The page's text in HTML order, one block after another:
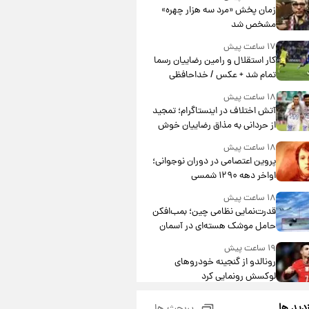
مشارکت چند درصد است؟
زمان پخش «مرد سه هزار چهره»
مشخص شد
۱۷ ساعت پیش
کار استقلال و رامین رضاییان رسما
تمام شد + عکس / خداحافظی
صمیمانه آبی ها با رامین!
۱۸ ساعت پیش
آتش اختلاف در اینستاگرام؛ تمجید
از حردانی به مذاق رضاییان خوش
نیامد+عکس
۱۸ ساعت پیش
پروین اعتصامی در دوران نوجوانی؛
اواخر دهه ۱۲۹۰ شمسی
۱۸ ساعت پیش
قدرت‌نمایی نظامی چین؛ بمب‌افکن
حامل موشک هسته‌ای در آسمان
ظاهر شد
۱۹ ساعت پیش
رونالدو از گنجینه خودروهای
لوکسش رونمایی کرد